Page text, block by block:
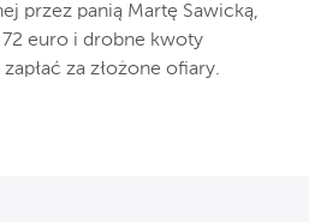
przez panią Martę Sawicką,
72 euro i drobne kwoty
za złożone ofiary.